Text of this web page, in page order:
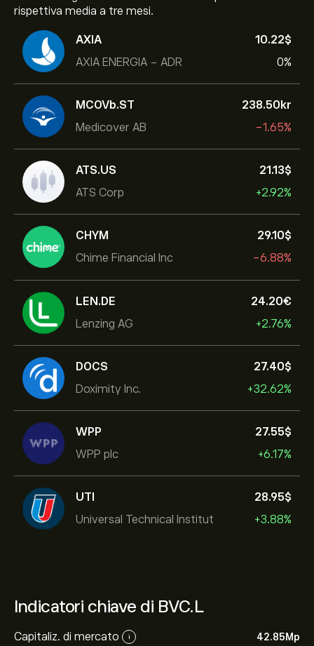
rispettiva media a tre mesi.
AXIA
AXIA ENERGIA - ADR
10.22‎$‎
0%
MCOVb.ST
Medicover AB
238.50‎kr‎
-1.65%
ATS.US
ATS Corp
21.13‎$‎
+2.92%
CHYM
Chime Financial Inc
29.10‎$‎
-6.88%
LEN.DE
Lenzing AG
24.20‎€‎
+2.76%
DOCS
Doximity Inc.
27.40‎$‎
+32.62%
WPP
WPP plc
27.55‎$‎
+6.17%
UTI
Universal Technical Institut
28.95‎$‎
+3.88%
Indicatori chiave di BVC.L
Capitaliz. di mercato i 42.85M‎p‎